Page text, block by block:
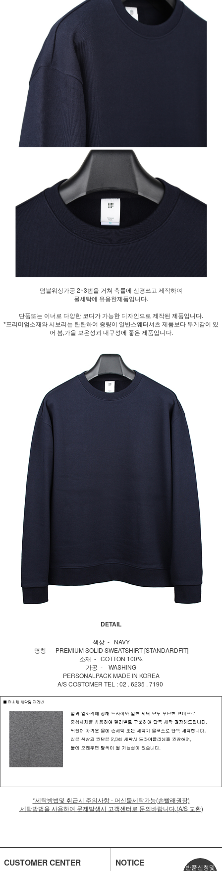
덤블워싱가공 2~3번을 거쳐 축률에 신경쓰고 제작하여
물세탁에 유용한제품입니다.
단품또는 이너로 다양한 코디가 가능한 디자인으로 제작된 제품입니다.
*프리미엄소재와 시보리는 탄탄하여 중량이 일반스웨터셔츠 제품보다 무게감이 있
어 봄,가을 보온성과 내구성에 좋은 제품입니다.
DETAIL
색상 - NAVY
명칭 - PREMIUM SOLID SWEATSHIRT [STANDARDFIT]
소재 - COTTON 100%
가공 - WASHING
PERSONALPACK MADE IN KOREA
A/S COSTOMER TEL : 02 . 6235 . 7190
*세탁방법및 취급시 주의사항 - 머신물세탁가능(손빨래권장)
세탁방법을 사용하여 문제발생시 고객센터로 문의바랍니다.(A/S 교환)
CUSTOMER CENTER NOTICE
반품신청및